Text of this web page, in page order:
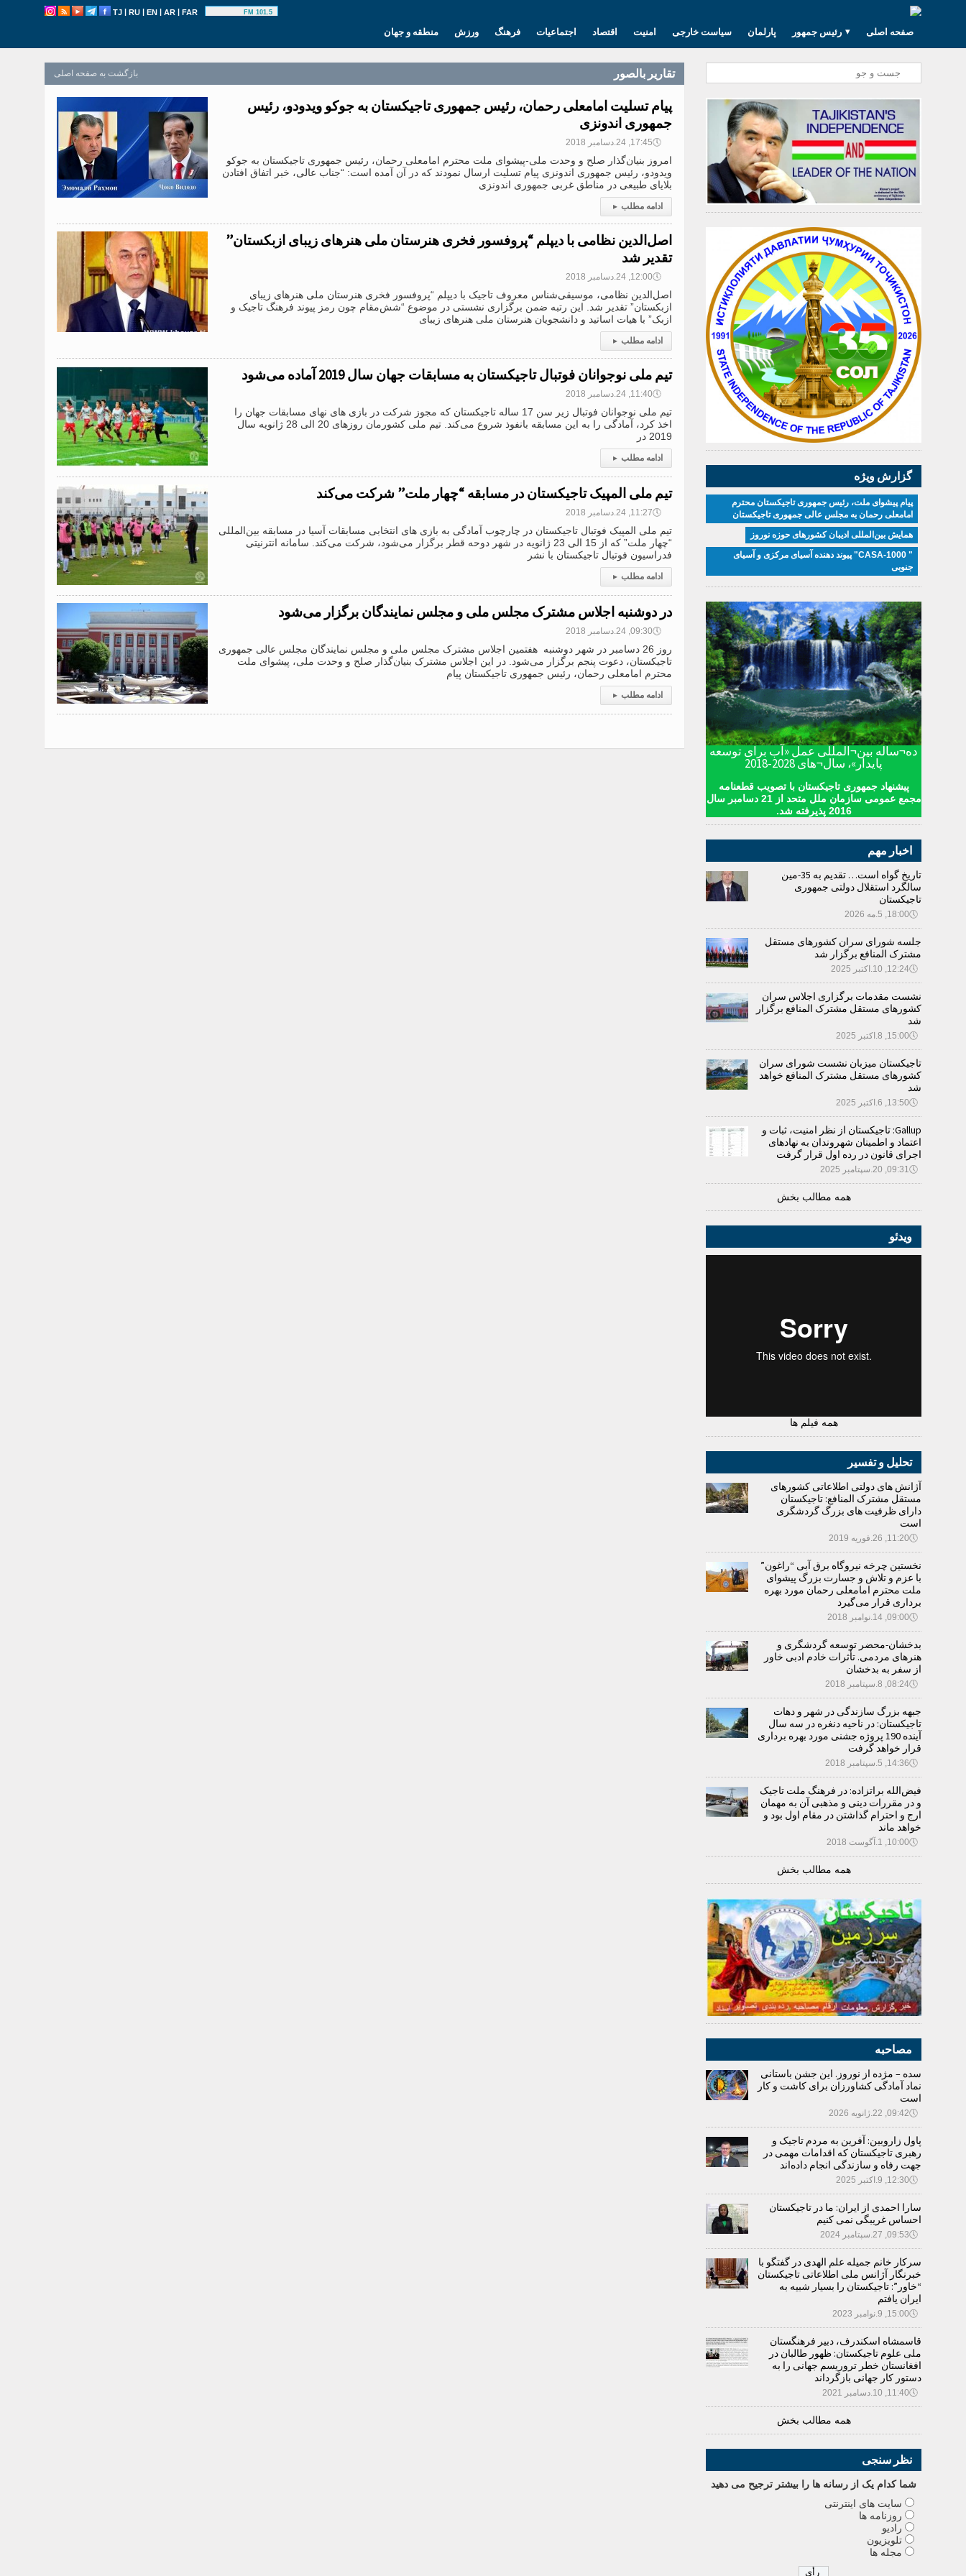
TJ | RU | EN | AR | FAR 101.5 FM
منطقه و جهان ورزش فرهنگ اجتماعیات اقتصاد امنیت سیاست خارجی پارلمان رئیس جمهور صفحه اصلی
بازگشت به صفحه اصلی تقارير بالصور
پیام تسلیت امامعلی رحمان، رئیس جمهوری تاجیکستان به جوکو ویدودو، رئیس
جمهوری اندونزی
🕔17:45, 24.دسامبر 2018
امروز بنیان‌گذار صلح و وحدت ملی-پیشوای ملت محترم امامعلی رحمان، رئیس جمهوری تاجیکستان به جوکو
ویدودو، رئیس جمهوری اندونزی پیام تسلیت ارسال نمودند که در آن آمده است: “جناب عالی، خبر اتفاق افتادن
بلایای طبیعی در مناطق غربی جمهوری اندونزی
ادامه مطلب ▸
اصل‌الدین نظامی با دیپلم “پروفسور فخری هنرستان ملی هنرهای زیبای ازبکستان”
تقدیر شد
🕔12:00, 24.دسامبر 2018
اصل‌الدین نظامی، موسیقی‌شناس معروف تاجیک با دیپلم “پروفسور فخری هنرستان ملی هنرهای زیبای
ازبکستان” تقدیر شد. این رتبه ضمن برگزاری نشستی در موضوع “شش‌مقام چون رمز پیوند فرهنگ تاجیک و
ازبک” با هیات اساتید و دانشجویان هنرستان ملی هنرهای زیبای
ادامه مطلب ▸
تیم ملی نوجوانان فوتبال تاجیکستان به مسابقات جهان سال 2019 آماده می‌شود
🕔11:40, 24.دسامبر 2018
تیم ملی نوجوانان فوتبال زیر سن 17 ساله تاجیکستان که مجوز شرکت در بازی های نهای مسابقات جهان را
اخذ کرد، آمادگی را به این مسابقه بانفوذ شروع می‌کند. تیم ملی کشورمان روزهای 20 الی 28 ژانویه سال
2019 در
ادامه مطلب ▸
تیم ملی المپیک تاجیکستان در مسابقه “چهار ملت” شرکت می‌کند
🕔11:27, 24.دسامبر 2018
تیم ملی المپیک فوتبال تاجیکستان در چارچوب آمادگی به بازی های انتخابی مسابقات آسیا در مسابقه بین‌المللی
“چهار ملت” که از 15 الی 23 ژانویه در شهر دوحه قطر برگزار می‌شود، شرکت می‌کند. سامانه انترنیتی
فدراسیون فوتبال تاجیکستان با نشر
ادامه مطلب ▸
در دوشنبه اجلاس مشترک مجلس ملی و مجلس نمایندگان برگزار می‌شود
🕔09:30, 24.دسامبر 2018
روز 26 دسامبر در شهر دوشنبه هفتمین اجلاس مشترک مجلس ملی و مجلس نمایندگان مجلس عالی جمهوری
تاجیکستان، دعوت پنجم برگزار می‌شود. در این اجلاس مشترک بنیان‌گذار صلح و وحدت ملی، پیشوای ملت
محترم امامعلی رحمان، رئیس جمهوری تاجیکستان پیام
ادامه مطلب ▸
گزارش ویژه
پیام پیشوای ملت، رئیس جمهوری تاجیکستان محترم
امامعلی رحمان به مجلس عالی جمهوری تاجیکستان
همایش بین‌المللی ادیبان کشور‌های حوزه نوروز
" CASA-1000" پیوند دهنده آسیای مرکزی و آسیای
جنوبی
ده¬ساله بین¬المللی عمل «آب برای توسعه
پایدار»، سال¬های 2028-2018
پیشنهاد جمهوری تاجیکستان با تصویب قطعنامه
مجمع عمومی سازمان ملل متحد از 21 دسامبر سال
2016 پذیرفته شد.
اخبار مهم
تاریخ گواه است… تقدیم به 35-مین
سالگرد استقلال دولتی جمهوری
تاجیکستان
🕔18:00, 5.مه 2026
جلسه شورای سران کشورهای مستقل
مشترک المنافع برگزار شد
🕔12:24, 10.اکتبر 2025
نشست مقدمات برگزاری اجلاس سران
کشورهای مستقل مشترک المنافع برگزار
شد
🕔15:00, 8.اکتبر 2025
تاجیکستان میزبان نشست شورای سران
کشورهای مستقل مشترک المنافع خواهد
شد
🕔13:50, 6.اکتبر 2025
Gallup: تاجیکستان از نظر امنیت، ثبات و
اعتماد و اطمینان شهروندان به نهادهای
اجرای قانون در رده اول قرار گرفت
🕔09:31, 20.سپتامبر 2025
همه مطالب بخش
ویدئو
همه فیلم ها
تحلیل و تفسیر
آژانش های دولتی اطلاعاتی کشورهای
مستقل مشترک المنافع: تاجیکستان
دارای ظرفیت های بزرگ گردشگری
است
🕔11:20, 26.فوریه 2019
نخستین چرخه نیروگاه برق آبی “راغون”
با عزم و تلاش و جسارت بزرگ پیشوای
ملت محترم امامعلی رحمان مورد بهره
برداری قرار می‌گیرد
🕔09:00, 14.نوامبر 2018
بدخشان-محضر توسعه گردشگری و
هنرهای مردمی. تأثرات خادم ادبی خاور
از سفر به بدخشان
🕔08:24, 8.سپتامبر 2018
جبهه بزرگ سازندگی در شهر و دهات
تاجیکستان: در ناحیه دنغره در سه سال
آینده 190 پروژه جشنی مورد بهره برداری
قرار خواهد گرفت
🕔14:36, 5.سپتامبر 2018
فیض‌الله براتزاده: در فرهنگ ملت تاجیک
و در مقررات دینی و مذهبی آن به مهمان
ارج و احترام گذاشتن در مقام اول بود و
خواهد ماند
🕔10:00, 1.آگوست 2018
همه مطالب بخش
مصاحبه
سده – مژده از نوروز. این جشن باستانی
نماد آمادگی کشاورزان برای کاشت و کار
است
🕔09:42, 22.ژانویه 2026
پاول زاروبین: آفرین به مردم تاجیک و
رهبری تاجیکستان که اقدامات مهمی در
جهت رفاه و سازندگی انجام داده‌اند
🕔12:30, 9.اکتبر 2025
سارا احمدی از ایران: ما در تاجیکستان
احساس غریبگی نمی کنیم
🕔09:53, 27.سپتامبر 2024
سرکار خانم جمیله علم الهدی در گفتگو با
خبرنگار آژانس ملی اطلاعاتی تاجیکستان
“خاور”: تاجیکستان را بسیار شبیه به
ایران یافتم
🕔15:00, 9.نوامبر 2023
قاسمشاه اسکندرف، دبیر فرهنگستان
ملی علوم تاجیکستان: ظهور طالبان در
افغانستان خطر تروریسم جهانی را به
دستور کار جهانی بازگرداند
🕔11:40, 10.دسامبر 2021
همه مطالب بخش
نظر سنجی
شما کدام يک از رسانه ها را بيشتر ترجيح می دهيد
سایت های اینترنتی
روزنامه ها
رادیو
تلویزیون
مجله ها